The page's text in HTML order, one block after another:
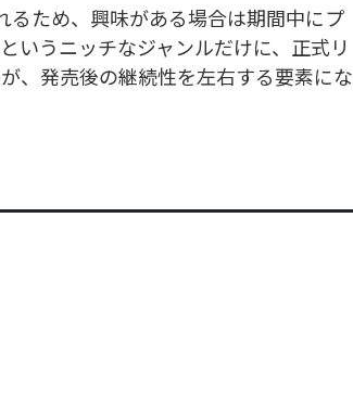
ため、興味がある場合は期間中にプ
いうニッチなジャンルだけに、正式リ
、発売後の継続性を左右する要素にな